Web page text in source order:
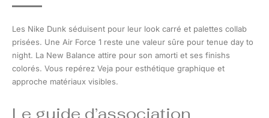
Les Nike Dunk séduisent pour leur look carré et palettes collab
prisées. Une Air Force 1 reste une valeur sûre pour tenue day to
night. La New Balance attire pour son amorti et ses finishs
colorés. Vous repérez Veja pour esthétique graphique et
approche matériaux visibles.
Le guide d’association